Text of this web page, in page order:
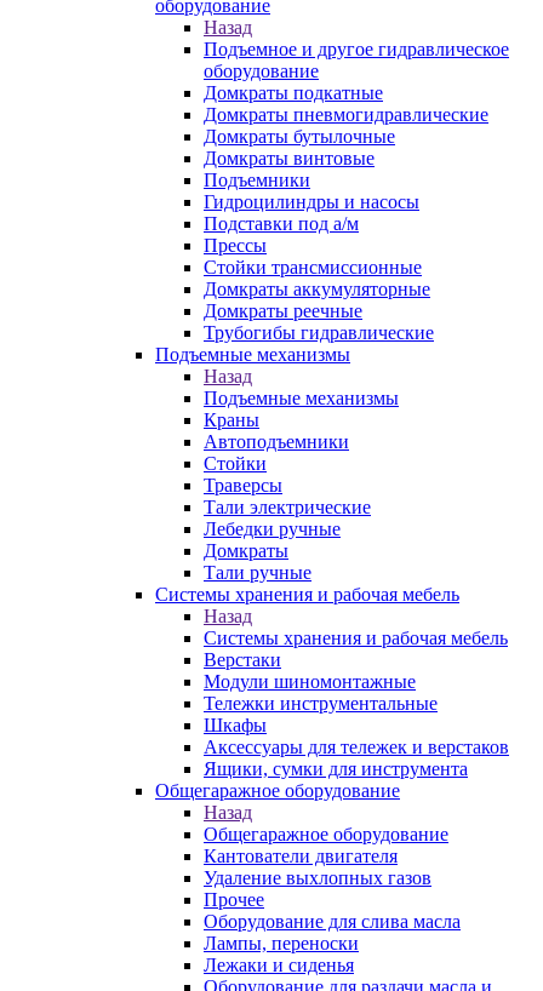
оборудование
Назад
Подъемное и другое гидравлическое
оборудование
Домкраты подкатные
Домкраты пневмогидравлические
Домкраты бутылочные
Домкраты винтовые
Подъемники
Гидроцилиндры и насосы
Подставки под а/м
Прессы
Стойки трансмиссионные
Домкраты аккумуляторные
Домкраты реечные
Трубогибы гидравлические
Подъемные механизмы
Назад
Подъемные механизмы
Краны
Автоподъемники
Стойки
Траверсы
Тали электрические
Лебедки ручные
Домкраты
Тали ручные
Системы хранения и рабочая мебель
Назад
Системы хранения и рабочая мебель
Верстаки
Модули шиномонтажные
Тележки инструментальные
Шкафы
Аксессуары для тележек и верстаков
Ящики, сумки для инструмента
Общегаражное оборудование
Назад
Общегаражное оборудование
Кантователи двигателя
Удаление выхлопных газов
Прочее
Оборудование для слива масла
Лампы, переноски
Лежаки и сиденья
Оборудование для раздачи масла и